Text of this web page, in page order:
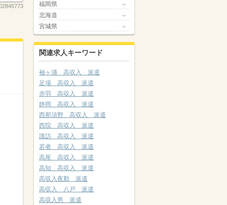
福岡県
北海道
宮城県
関連求人キーワード
袖ヶ浦 高収入 派遣
足場 高収入 派遣
赤羽 高収入 派遣
静岡 高収入 派遣
西那須野 高収入 派遣
西院 高収入 派遣
諏訪 高収入 派遣
若者 高収入 派遣
高尾 高収入 派遣
高知 高収入 派遣
高収入夜勤 派遣
高収入 八戸 派遣
高収入男 派遣